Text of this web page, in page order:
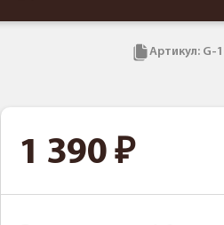
Артикул: G-
1 390